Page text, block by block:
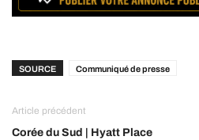
SOURCE Communiqué de presse
Article précédent
Corée du Sud | Hyatt Place